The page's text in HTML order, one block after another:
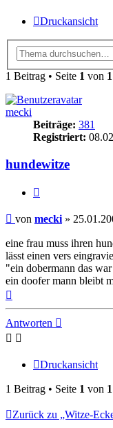
Druckansicht
1 Beitrag • Seite 1 von 1
mecki
Beiträge: 381
Registriert:
hundewitze
Beitrag
von mecki »
eine frau muss ihren
lässt einen vers
"ein dobermann das
ein doofer mann bleibt
Antworten
Druckansicht
1 Beitrag • Seite 1 von 1
Zurück zu „Witze-